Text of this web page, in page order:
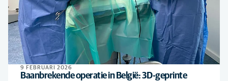
9 FEBRUARI 2026
Baanbrekende operatie in België: 3D-geprinte